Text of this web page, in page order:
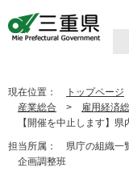
現在位置： トップページ
産業総合 > 雇用経済
【開催を中止します】県
担当所属： 県庁の組織
企画調整班